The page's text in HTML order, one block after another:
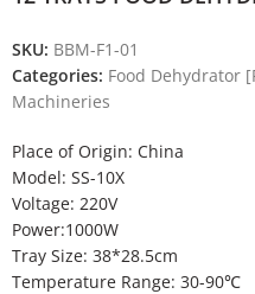
SKU: BBM-F1-01
Categories: Food Dehydrator
Machineries
Place of Origin: China
Model: SS-10X
Voltage: 220V
Power:1000W
Tray Size: 38*28.5cm
Temperature Range: 30-90℃